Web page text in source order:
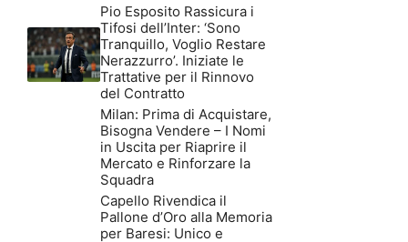
Pio Esposito Rassicura i
Tifosi dell’Inter: ‘Sono
Tranquillo, Voglio Restare
Nerazzurro’. Iniziate le
Trattative per il Rinnovo
del Contratto
Milan: Prima di Acquistare,
Bisogna Vendere – I Nomi
in Uscita per Riaprire il
Mercato e Rinforzare la
Squadra
Capello Rivendica il
Pallone d’Oro alla Memoria
per Baresi: Unico e